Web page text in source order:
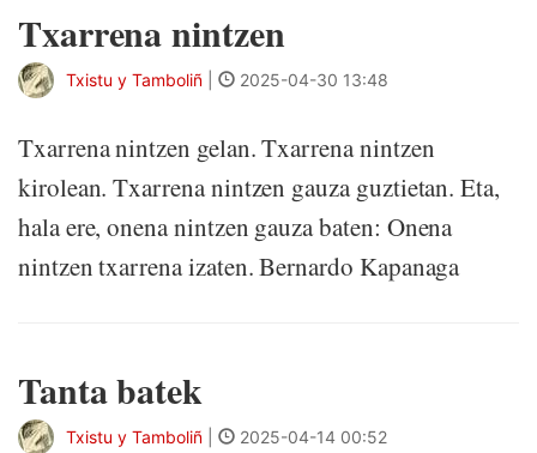
Txarrena nintzen
Txistu y Tamboliñ 2025-04-30 13:48
Txarrena nintzen gelan. Txarrena nintzen
kirolean. Txarrena nintzen gauza guztietan. Eta,
hala ere, onena nintzen gauza baten: Onena
nintzen txarrena izaten. Bernardo Kapanaga
Tanta batek
Txistu y Tamboliñ 2025-04-14 00:52